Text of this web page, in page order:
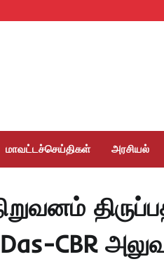
மாவட்டச்செய்திகள் அரசியல்
CBR